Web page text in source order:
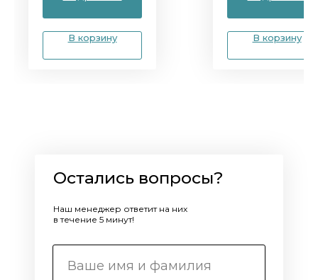
В корзину В корзину
Остались вопросы?
Наш менеджер ответит на них
в течение 5 минут!